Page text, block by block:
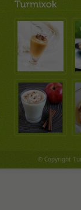
© Copyright